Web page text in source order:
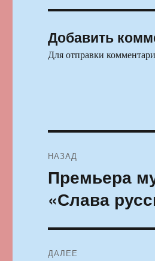
Добавить
Для отправки
по
записям
НАЗАД
Предыдущая
запись:
Премьера
«Слава
ДАЛЕЕ